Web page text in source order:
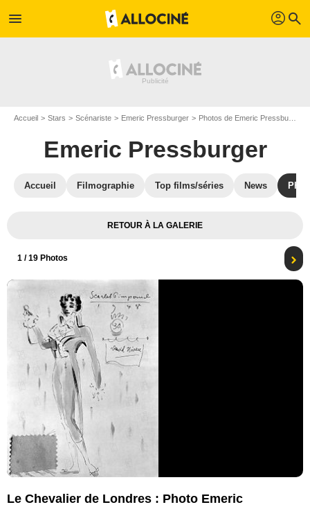
menu profil search
Accueil Stars Scénariste Emeric Pressburger Photos de Emeric Pressburger
Emeric Pressburger
Accueil Filmographie Top films/séries News
RETOUR À LA GALERIE
1 / 19 Photos
Le Chevalier de Londres : Photo Emeric